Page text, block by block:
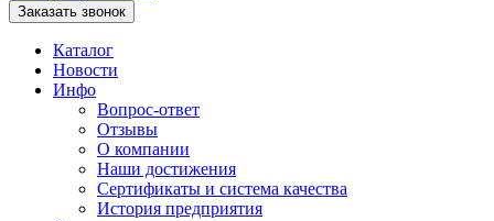
Заказать звонок
Каталог
Новости
Инфо
Вопрос-ответ
Отзывы
О компании
Наши достижения
Сертификаты и система качества
История предприятия